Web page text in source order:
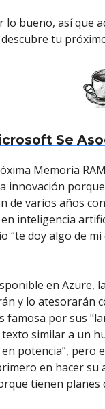
lo bueno, así que
descubre tu
Se
Memoria
innovación
de varios años
inteligencia
“te doy algo de
en Azure,
y lo atesorarán
famosa por sus
similar a un
potencia”,
en hacer su
tienen